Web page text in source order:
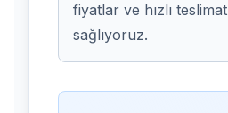
fiyatlar ve hızlı
sağlıyoruz.